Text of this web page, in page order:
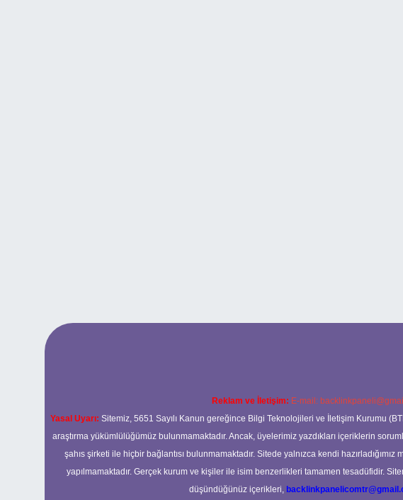
Reklam ve İletişim: E-mail:
Yasal Uyarı: Sitemiz, 5651 Sayılı Kanun gereğince Bilgi Teknolojileri ve İletişim Kurumu
araştırma yükümlülüğümüz bulunmamaktadır. Ancak, üyelerimiz yazdıkları içeriklerin
şahıs şirketi ile hiçbir bağlantısı bulunmamaktadır. Sitede yalnızca kendi
yapılmamaktadır. Gerçek kurum ve kişiler ile isim benzerlikleri tamamen tesadüfidir.
düşündüğünüz içerikleri,